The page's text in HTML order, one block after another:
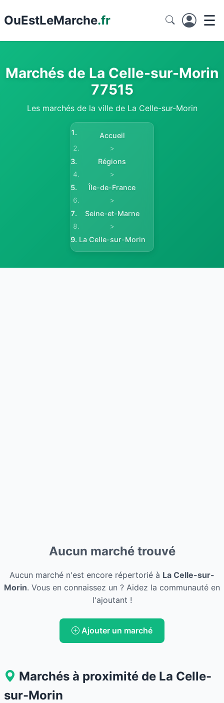
OuEstLeMarche.fr ☰
Marchés de La Celle-sur-Morin
77515
Les marchés de la ville de La Celle-sur-Morin
Accueil
>
Régions
>
Île-de-France
>
Seine-et-Marne
>
La Celle-sur-Morin
Aucun marché trouvé
Aucun marché n'est encore répertorié à La Celle-sur-
Morin. Vous en connaissez un ? Aidez la communauté en
l'ajoutant !
Ajouter un marché
Marchés à proximité de La Celle-
sur-Morin